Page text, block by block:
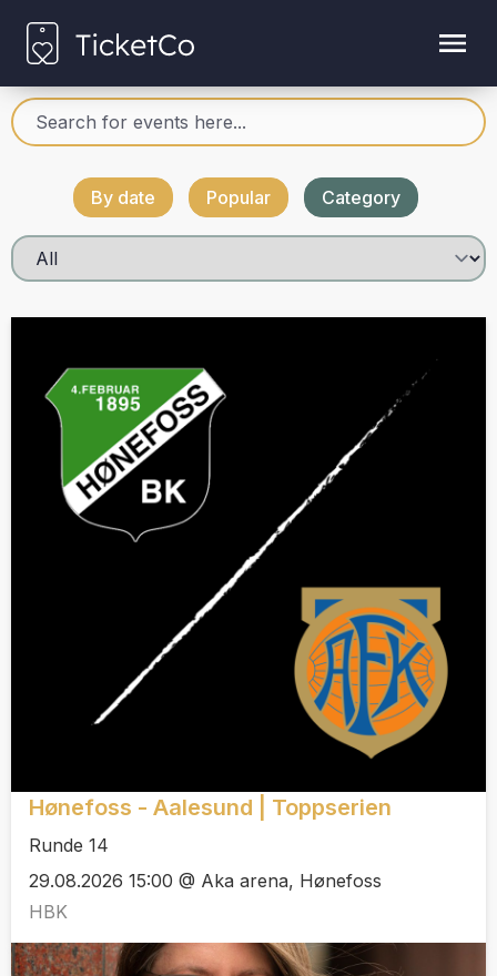
By date Popular Category
Hønefoss - Aalesund | Toppserien
Runde 14
29.08.2026 15:00 @ Aka arena, Hønefoss
HBK